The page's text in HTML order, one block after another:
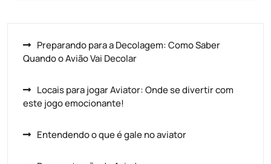
Preparando para a Decolagem: Como Saber
Quando o Avião Vai Decolar
Locais para jogar Aviator: Onde se divertir com
este jogo emocionante!
Entendendo o que é gale no aviator